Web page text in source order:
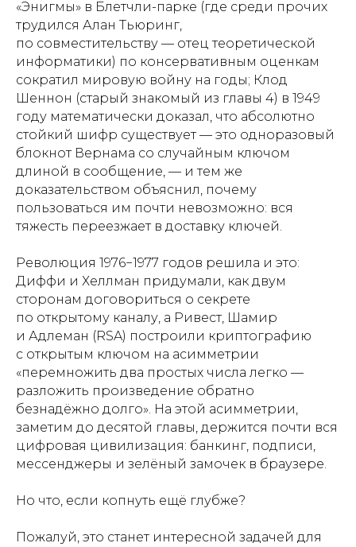
«Энигмы» в Блетчли-парке (где среди прочих
трудился Алан Тьюринг,
по совместительству — отец теоретической
информатики) по консервативным оценкам
сократил мировую войну на годы; Клод
Шеннон (старый знакомый из главы 4) в 1949
году математически доказал, что абсолютно
стойкий шифр существует — это одноразовый
блокнот Вернама со случайным ключом
длиной в сообщение, — и тем же
доказательством объяснил, почему
пользоваться им почти невозможно: вся
тяжесть переезжает в доставку ключей.
Революция 1976−1977 годов решила и это:
Диффи и Хеллман придумали, как двум
сторонам договориться о секрете
по открытому каналу, а Ривест, Шамир
и Адлеман (RSA) построили криптографию
с открытым ключом на асимметрии
«перемножить два простых числа легко —
разложить произведение обратно
безнадёжно долго». На этой асимметрии,
заметим до десятой главы, держится почти вся
цифровая цивилизация: банкинг, подписи,
мессенджеры и зелёный замочек в браузере.
Но что, если копнуть ещё глубже?
Пожалуй, это станет интересной задачей для